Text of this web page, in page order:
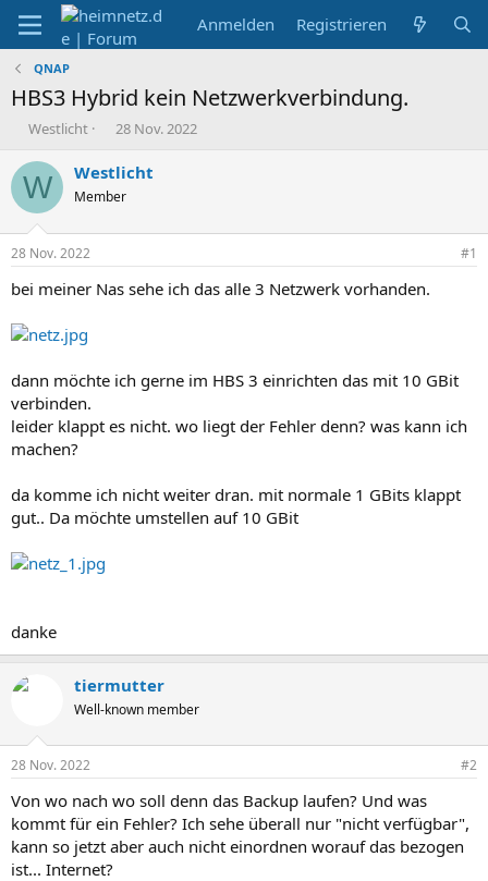
Anmelden Registrieren
QNAP
HBS3 Hybrid kein Netzwerkverbindung.
E
s
t
e
r
Westlicht
E
s
e
t
a
28 Nov. 2022
W Westlicht
Member
28 Nov. 2022 #1
bei meiner Nas sehe ich das alle 3 Netzwerk vorhanden.
dann möchte ich gerne im HBS 3 einrichten das mit 10 GBit
verbinden.
leider klappt es nicht. wo liegt der Fehler denn? was kann ich
machen?
da komme ich nicht weiter dran. mit normale 1 GBits klappt
gut.. Da möchte umstellen auf 10 GBit
danke
tiermutter
Well-known member
28 Nov. 2022 #2
Von wo nach wo soll denn das Backup laufen? Und was
kommt für ein Fehler? Ich sehe überall nur "nicht verfügbar",
kann so jetzt aber auch nicht einordnen worauf das bezogen
ist... Internet?